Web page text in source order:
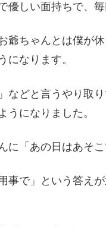
優しい面持ちで、
爺ちゃんとは僕が
になります。
などと言うやり取
うになりました。
に「あの日はあそ
事で」という答え